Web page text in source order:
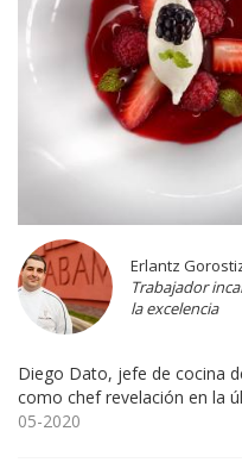
Erlantz
Trabajador
la excelencia
Diego Dato, jefe de cocina
como chef revelación en la
05-2020